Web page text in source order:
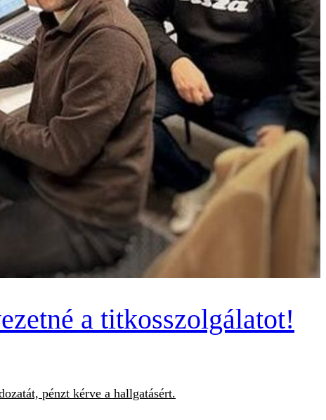
a titkosszolgálatot!
pénzt kérve a hallgatásért.